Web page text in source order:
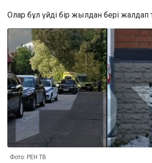
Олар бұл үйді бір жылдан бері жалдап
Фото: РЕН ТВ